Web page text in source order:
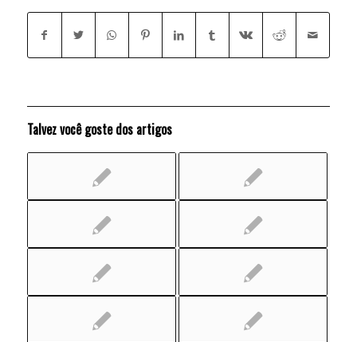
Talvez você goste dos artigos